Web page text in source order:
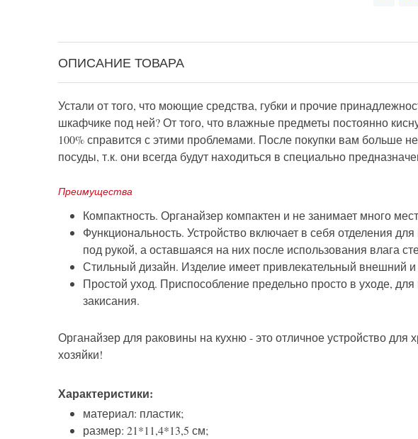
ОПИСАНИЕ ТОВАРА
Устали от того, что моющие средства, губки и прочие
шкафчике под ней? От того, что влажные предметы постоянно
100% справится с этими проблемами. После покупки вам больше
посуды, т.к. они всегда будут находиться в специально
Преимущества
Компактность. Органайзер компактен и не занимает много
Функциональность. Устройство включает в себя отделения
под рукой, а оставшаяся на них после использования влага
Стильный дизайн. Изделие имеет привлекательный внешний
Простой уход. Приспособление предельно просто в уходе,
закисания.
Органайзер для раковины на кухню - это отличное устройство
хозяйки!
Характеристики:
материал: пластик;
размер: 21*11,4*13,5 см;